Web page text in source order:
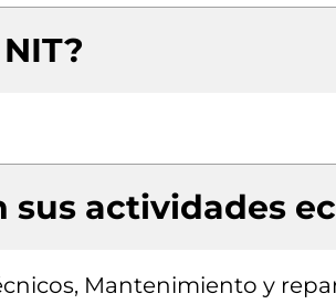
sus actividades
Mantenimiento y